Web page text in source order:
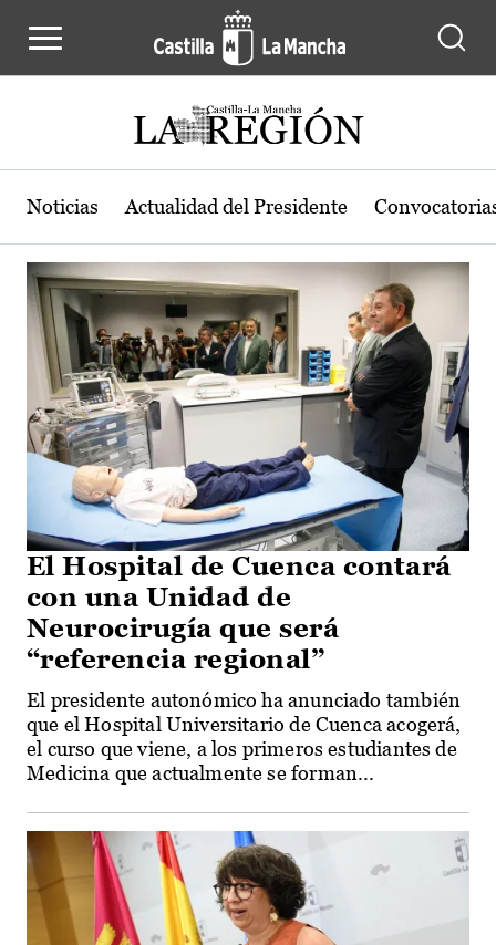
Actualidad de la región de Castilla-
Noticias Actualidad del Presidente
El Hospital de Cuenca contará
con una Unidad de
Neurocirugía que será
“referencia regional”
El presidente autonómico ha anunciado también
que el Hospital Universitario de Cuenca acogerá,
el curso que viene, a los primeros estudiantes de
Medicina que actualmente se forman...